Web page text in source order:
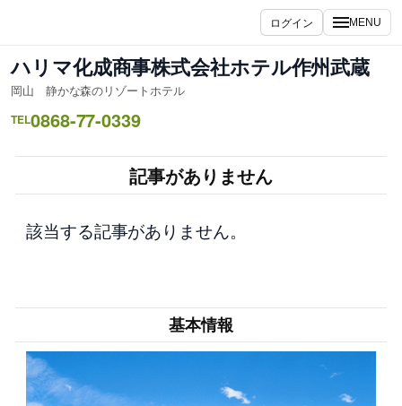
ス
キ
ッ
ログイン MENU
ハリマ化成商事株式会社ホテル作州武蔵
岡山 静かな森のリゾートホテル
TEL0868-77-0339
記事がありません
該当する記事がありません。
基本情報